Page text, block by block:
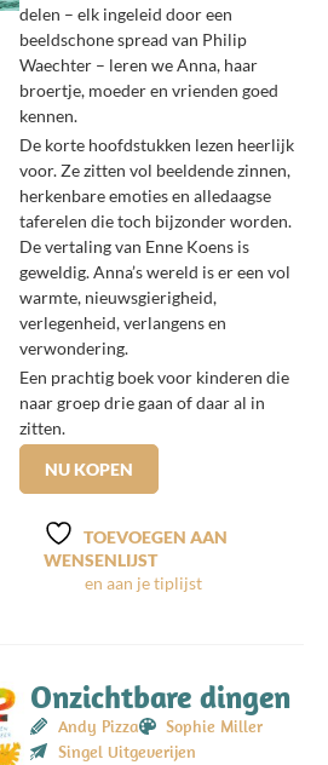
delen – elk ingeleid door een
beeldschone spread van Philip
Waechter – leren we Anna, haar
broertje, moeder en vrienden goed
kennen.
De korte hoofdstukken lezen heerlijk
voor. Ze zitten vol beeldende zinnen,
herkenbare emoties en alledaagse
taferelen die toch bijzonder worden.
De vertaling van Enne Koens is
geweldig. Anna’s wereld is er een vol
warmte, nieuwsgierigheid,
verlegenheid, verlangens en
verwondering.
Een prachtig boek voor kinderen die
naar groep drie gaan of daar al in
zitten.
NU KOPEN
TOEVOEGEN AAN
WENSENLIJST
Onzichtbare dingen
Andy Pizza
Sophie Miller
Singel Uitgeverijen